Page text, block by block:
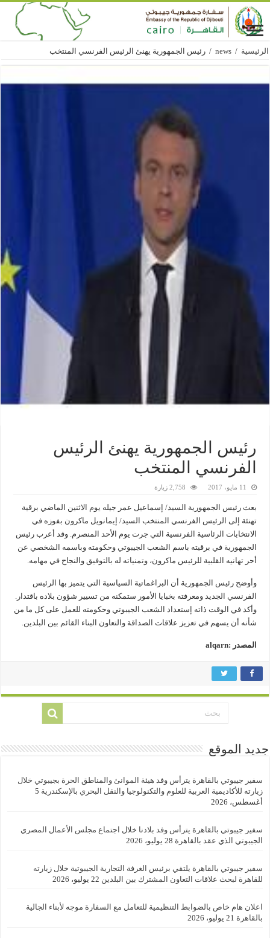
الرئيسية /
news
/ رئيس الجمهورية يهنئ الرئيس الفرنسي المنتخب
رئيس الجمهورية يهنئ الرئيس
الفرنسي المنتخب
11 مايو، 2017 2,758 زيارة
بعث رئيس الجمهورية السيد/ إسماعيل عمر جيله يوم الاثنين الماضي برقية
تهنئة إلى الرئيس الفرنسي المنتخب السيد/ إيمانويل ماكرون بفوزه في
الانتخابات الرئاسية الفرنسية التي جرت يوم الأحد المنصرم. وقد أعرب رئيس
الجمهورية في برقيته باسم الشعب الجيبوتي وحكومته وباسمه الشخصي عن
أحر تهانيه القلبية للرئيس ماكرون، وتمنياته له بالتوفيق والنجاح في مهامه.
وأوضح رئيس الجمهورية أن البراغماتية السياسية التي يتميز بها الرئيس
الفرنسي الجديد ومعرفته بخبايا الأمور ستمكنه من تسيير شؤون بلاده باقتدار.
وأكد في الوقت ذاته إستعداد الشعب الجيبوتي وحكومته للعمل على كل ما من
شأنه أن يسهم في تعزيز علاقات الصداقة والتعاون البناء القائم بين البلدين.
المصدر :alqarn
جديد الموقع
سفير جيبوتي بالقاهرة يترأس وفد هيئة الموانئ والمناطق الحرة بجيبوتي خلال
زيارته للأكاديمية العربية للعلوم والتكنولوجيا والنقل البحري بالإسكندرية 5
أغسطس، 2026
سفير جيبوتي بالقاهرة يترأس وفد بلادنا خلال اجتماع مجلس الأعمال المصري
الجيبوتي الذي عقد بالقاهرة 28 يوليو، 2026
سفير جيبوتي بالقاهرة يلتقي برئيس الغرفة التجارية الجيبوتية خلال زيارته
للقاهرة لبحث علاقات التعاون المشترك بين البلدين 22 يوليو، 2026
اعلان هام خاص بالضوابط التنظيمية للتعامل مع السفارة موجه لأبناء الجالية
بالقاهرة 21 يوليو، 2026